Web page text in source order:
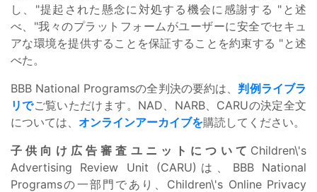
し、"提起された懸念に対処する機会に感謝する "と述
べ、"我々のプラットフォームがユーザーに安全でセキュ
アな環境を提供することを保証することを約束する "と述
べた。
BBB National Programsの全判決の要約は、 判例ライブラ
リでご覧いただけます。NAD、NARB、CARUの決定全文
については、 オンラインアーカイブを購読してください。
子供向け広告審査ユニットについて Children\'s
Advertising Review Unit (CARU)は、BBB National
Programsの一部門であり、Children\'s Online Privacy